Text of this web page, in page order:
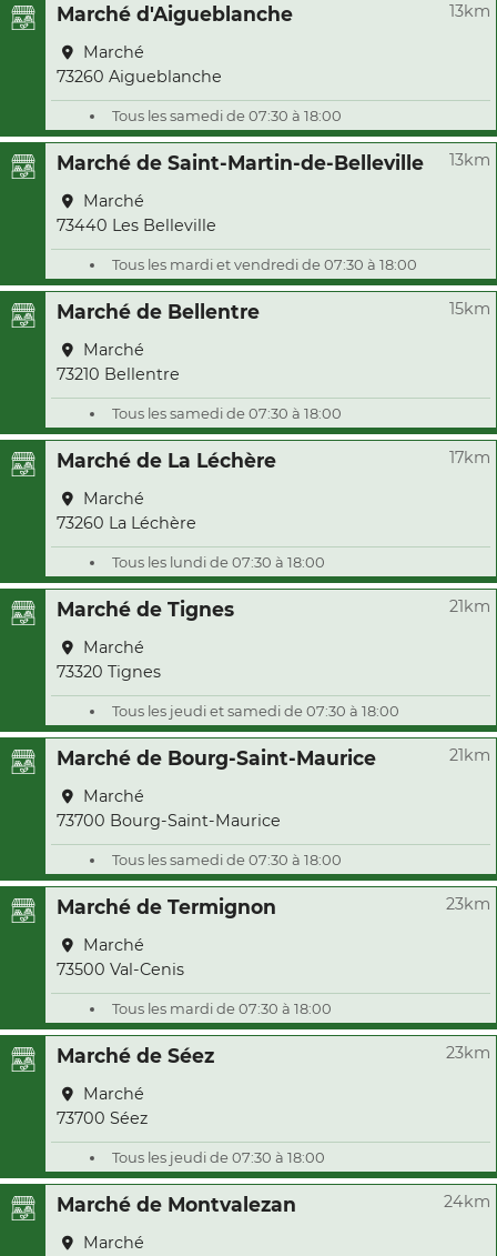
Marché d'Aigueblanche 13km
Marché
73260 Aigueblanche
Tous les samedi de 07:30 à 18:00
Marché de Saint-Martin-de-Belleville 13km
Marché
73440 Les Belleville
Tous les mardi et vendredi de 07:30 à 18:00
Marché de Bellentre 15km
Marché
73210 Bellentre
Tous les samedi de 07:30 à 18:00
Marché de La Léchère 17km
Marché
73260 La Léchère
Tous les lundi de 07:30 à 18:00
Marché de Tignes 21km
Marché
73320 Tignes
Tous les jeudi et samedi de 07:30 à 18:00
Marché de Bourg-Saint-Maurice 21km
Marché
73700 Bourg-Saint-Maurice
Tous les samedi de 07:30 à 18:00
Marché de Termignon 23km
Marché
73500 Val-Cenis
Tous les mardi de 07:30 à 18:00
Marché de Séez 23km
Marché
73700 Séez
Tous les jeudi de 07:30 à 18:00
Marché de Montvalezan 24km
Marché